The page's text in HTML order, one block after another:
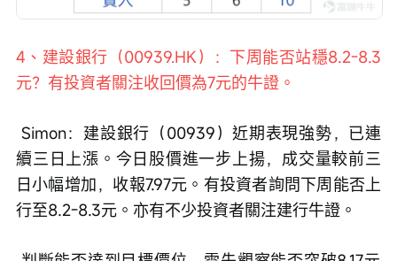
4、建設銀行（00939.HK）：下周能否站穩8.2-8.3
元？有投資者關注收回價為7元的牛證。
續三日上漲。今日股價進一步上揚，成交量較前三
日小幅增加，收報7.97元。有投資者詢問下周能否上
行至8.2-8.3元。亦有不少投資者關注建行牛證。